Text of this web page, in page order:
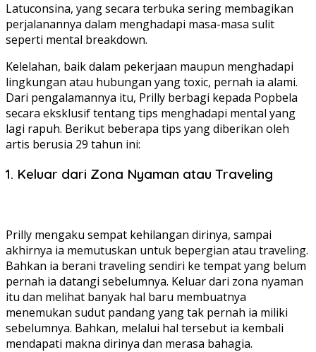
Latuconsina, yang secara terbuka sering membagikan
perjalanannya dalam menghadapi masa-masa sulit
seperti mental breakdown.
Kelelahan, baik dalam pekerjaan maupun menghadapi
lingkungan atau hubungan yang toxic, pernah ia alami.
Dari pengalamannya itu, Prilly berbagi kepada Popbela
secara eksklusif tentang tips menghadapi mental yang
lagi rapuh. Berikut beberapa tips yang diberikan oleh
artis berusia 29 tahun ini:
1. Keluar dari Zona Nyaman atau Traveling
Prilly mengaku sempat kehilangan dirinya, sampai
akhirnya ia memutuskan untuk bepergian atau traveling.
Bahkan ia berani traveling sendiri ke tempat yang belum
pernah ia datangi sebelumnya. Keluar dari zona nyaman
itu dan melihat banyak hal baru membuatnya
menemukan sudut pandang yang tak pernah ia miliki
sebelumnya. Bahkan, melalui hal tersebut ia kembali
mendapati makna dirinya dan merasa bahagia.